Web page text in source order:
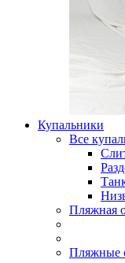
Купальники
Все
Пляжная
Пляжные